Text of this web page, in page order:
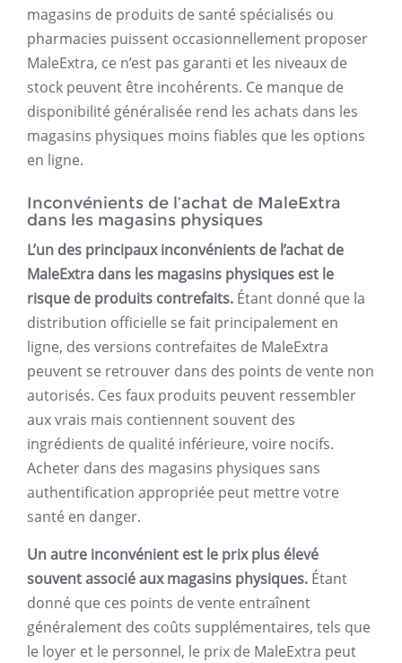
magasins de produits de santé spécialisés ou
pharmacies puissent occasionnellement proposer
MaleExtra, ce n’est pas garanti et les niveaux de
stock peuvent être incohérents. Ce manque de
disponibilité généralisée rend les achats dans les
magasins physiques moins fiables que les options
en ligne.
Inconvénients de l’achat de MaleExtra
dans les magasins physiques
L’un des principaux inconvénients de l’achat de
MaleExtra dans les magasins physiques est le
risque de produits contrefaits. Étant donné que la
distribution officielle se fait principalement en
ligne, des versions contrefaites de MaleExtra
peuvent se retrouver dans des points de vente non
autorisés. Ces faux produits peuvent ressembler
aux vrais mais contiennent souvent des
ingrédients de qualité inférieure, voire nocifs.
Acheter dans des magasins physiques sans
authentification appropriée peut mettre votre
santé en danger.
Un autre inconvénient est le prix plus élevé
souvent associé aux magasins physiques. Étant
donné que ces points de vente entraînent
généralement des coûts supplémentaires, tels que
le loyer et le personnel, le prix de MaleExtra peut